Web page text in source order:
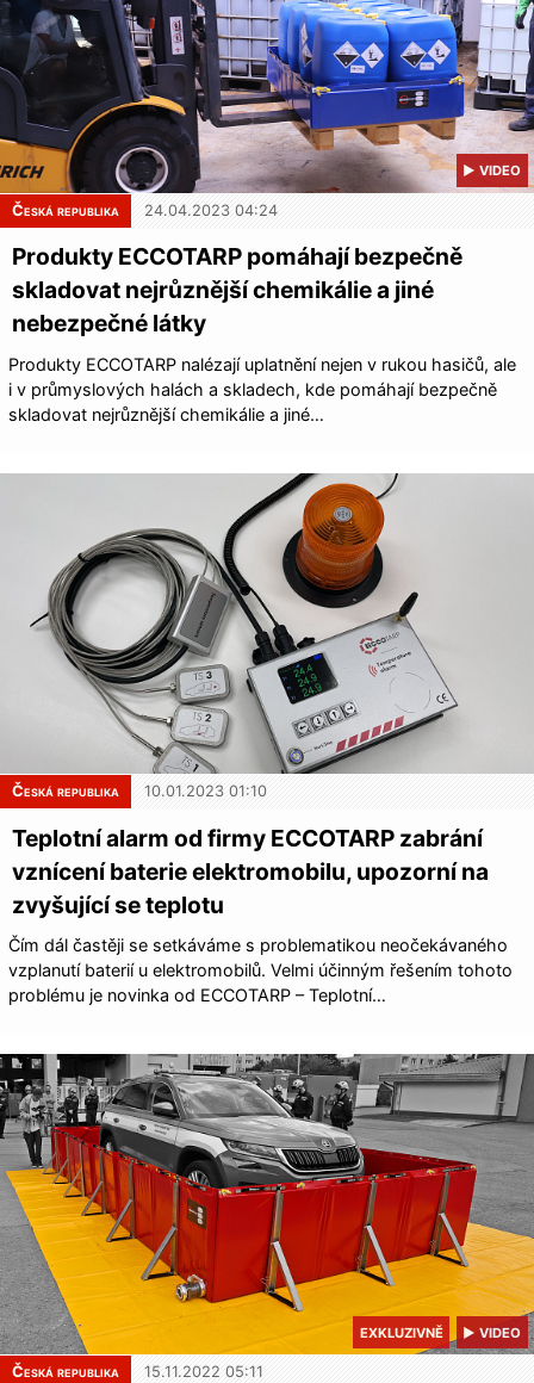
▶ VIDEO
Česká republika 24.04.2023 04:24
Produkty ECCOTARP pomáhají bezpečně
skladovat nejrůznější chemikálie a jiné
nebezpečné látky
Produkty ECCOTARP nalézají uplatnění nejen v rukou hasičů, ale
i v průmyslových halách a skladech, kde pomáhají bezpečně
skladovat nejrůznější chemikálie a jiné…
Česká republika 10.01.2023 01:10
Teplotní alarm od firmy ECCOTARP zabrání
vznícení baterie elektromobilu, upozorní na
zvyšující se teplotu
Čím dál častěji se setkáváme s problematikou neočekávaného
vzplanutí baterií u elektromobilů. Velmi účinným řešením tohoto
problému je novinka od ECCOTARP – Teplotní…
▶ VIDEO
EXKLUZIVNĚ
Česká republika 15.11.2022 05:11